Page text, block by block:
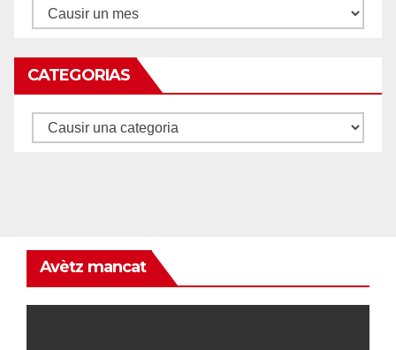
Archius
CATEGORIAS
Categorias
Avètz mancat